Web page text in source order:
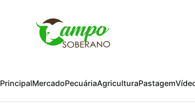
PrincipalMercadoPecuáriaAgriculturaPastagem